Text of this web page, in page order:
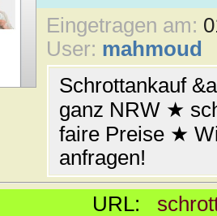
Eingetragen am:
User: mahmoud
Schrottankauf
ganz NRW ★
faire Preise ★
anfragen!
URL: